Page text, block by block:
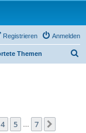
Anmelden
Registrieren
Themen
4 5 7